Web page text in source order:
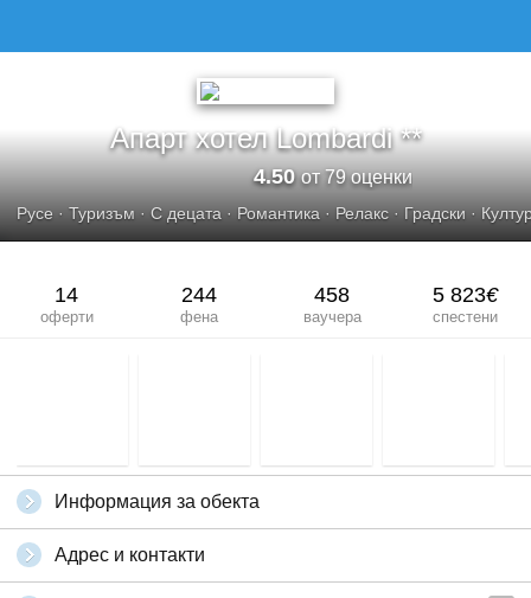
Апарт хотел Lombardi **
4.50от 79 оценки
Русе · Туризъм · С децата · Романтика · Релакс · Градски ·
14
оферти
244
фена
458
ваучера
5 823€
спестени
Информация за обекта
Адрес и контакти